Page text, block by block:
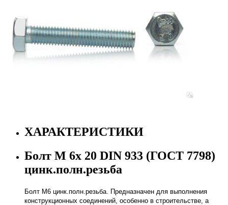
ХАРАКТЕРИСТИКИ
Болт М 6х 20 DIN 933 (ГОСТ 7798)
цинк.полн.резьба
Болт М6 цинк.полн.резьба. Предназначен для выполнения
конструкционных соединений, особенно в строительстве, а